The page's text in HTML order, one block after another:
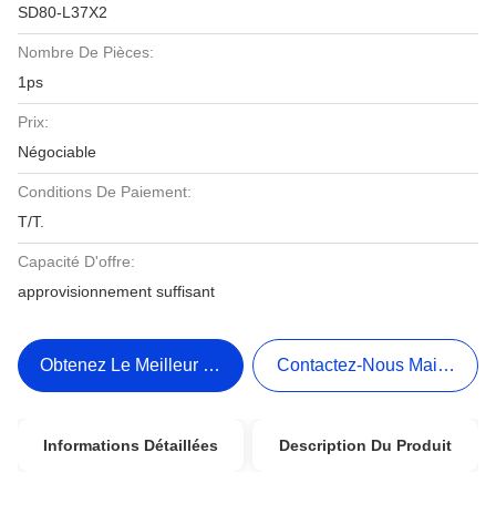
SD80-L37X2
Nombre De Pièces:
1ps
Prix:
Négociable
Conditions De Paiement:
T/T.
Capacité D'offre:
approvisionnement suffisant
Obtenez Le Meilleur Prix Contactez-Nous Maintenant
Informations Détaillées Description Du Produit